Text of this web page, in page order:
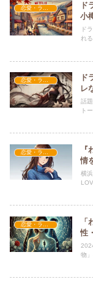
恋愛・ラブコメ
ド
小
ド
れ
恋愛・ラブコメ
ド
レ
話
ト
恋愛・ラブコメ
情
横
恋愛・ラブコメ
性
物